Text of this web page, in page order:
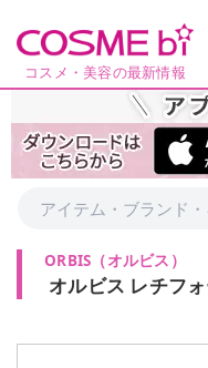
コスメ・美容の最新情報
ORBIS （オルビス ）
オルビス レチフ